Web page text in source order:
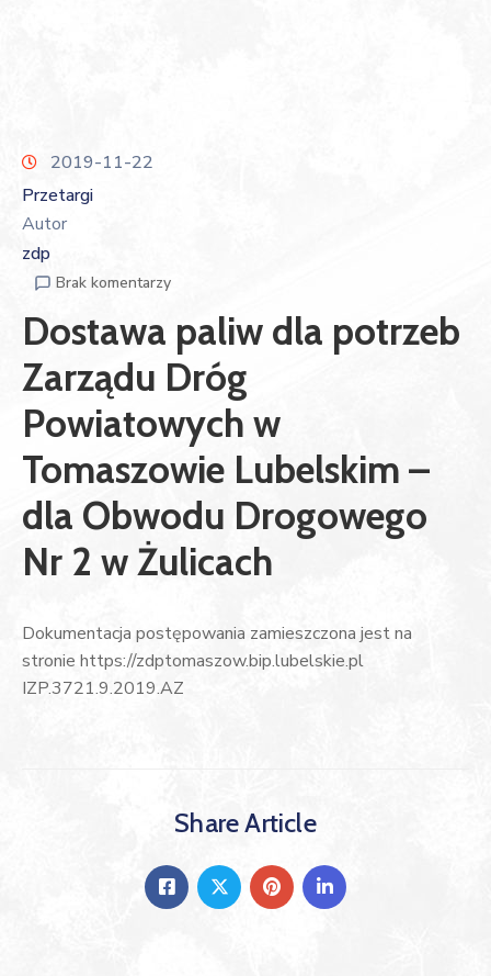
2019-11-22
Przetargi
Autor
zdp
Brak komentarzy
Dostawa paliw dla potrzeb
Zarządu Dróg
Powiatowych w
Tomaszowie Lubelskim –
dla Obwodu Drogowego
Nr 2 w Żulicach
Dokumentacja postępowania zamieszczona jest na
stronie https://zdptomaszow.bip.lubelskie.pl
IZP.3721.9.2019.AZ
Share Article